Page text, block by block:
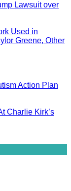
Lawsuit over
Used in
Greene, Other
Action Plan
Charlie Kirk’s